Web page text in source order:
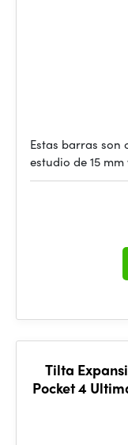
Estas barras son
estudio de 15
Tilta
Pocket 4